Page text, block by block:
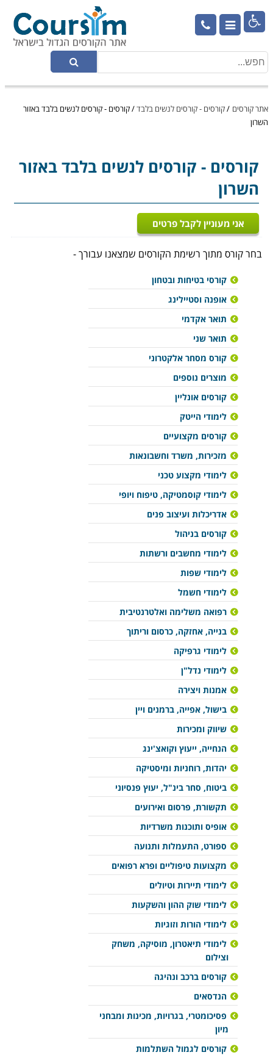

אתר קורסים /קורסים - קורסים לנשים בלבד/קורסים - קורסים לנשים בלבד באזור
השרון
קורסים - קורסים לנשים בלבד באזור
השרון
אני מעוניין לקבל פרטים
בחר קורס מתוך רשימת הקורסים שמצאנו עבורך -
קורסי בטיחות ובטחון
אופנה וסטיילינג
תואר אקדמי
תואר שני
קורס מסחר אלקטרוני
מוצרים נוספים
קורסים אונליין
לימודי הייטק
קורסים מקצועיים
מזכירות, משרד וחשבונאות
לימודי מקצוע טכני
לימודי קוסמטיקה, טיפוח ויופי
אדריכלות ועיצוב פנים
קורסים בניהול
לימודי מחשבים ורשתות
לימודי שפות
לימודי חשמל
רפואה משלימה ואלטרנטיבית
בנייה, אחזקה, כרסום וריתוך
לימודי גרפיקה
לימודי נדל"ן
אמנות ויצירה
בישול, אפייה, ברמנים ויין
שיווק ומכירות
הנחייה, ייעוץ וקואצ'ינג
יהדות, רוחניות ומיסטיקה
ביטוח, סחר בינ"ל, יעוץ פנסיוני
תקשורת, פרסום ואירועים
אופיס ותוכנות משרדיות
ספורט, התעמלות ותנועה
מקצועות טיפוליים ופרא רפואים
לימודי תיירות וטיולים
לימודי שוק ההון והשקעות
לימודי הורות וזוגיות
לימודי תיאטרון, מוסיקה, משחק
וצילום
קורסים ברכב ונהיגה
הנדסאים
פסיכומטרי, בגרויות, מכינות ומבחני
מיון
קורסים לגמול השתלמות